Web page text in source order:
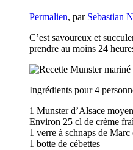
Permalien, par Sebastian
C’est savoureux et
prendre au moins 24
Ingrédients pour 4
1 Munster d’Alsace
Environ 25 cl de crème
1 verre à schnaps de
1 botte de cébettes